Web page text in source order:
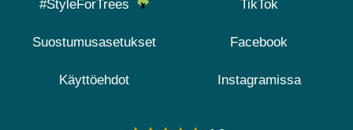
#StyleForTrees
Suostumusasetukset
Käyttöehdot
TikTok
Facebook
Instagramissa